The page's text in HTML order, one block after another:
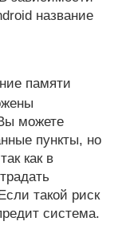
название
памяти
можете
пункты, но
как в
такой риск
система.